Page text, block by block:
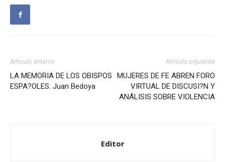
Artículo anterior
LA MEMORIA DE LOS OBISPOS
ESPA?OLES. Juan Bedoya
Artículo siguiente
MUJERES DE FE ABREN FORO
VIRTUAL DE DISCUSI?N Y
ANÁLISIS SOBRE VIOLENCIA
Editor